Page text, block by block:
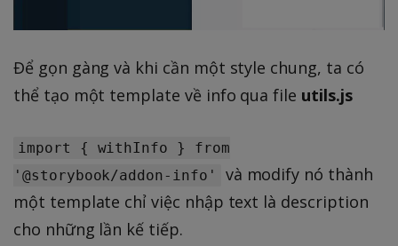
Để gọn gàng và khi cần một style chung, ta có
thể tạo một template về info qua file utils.js
import { withInfo } from
'@storybook/addon-info'
và modify nó thành
một template chỉ việc nhập text là description
cho những lần kế tiếp.